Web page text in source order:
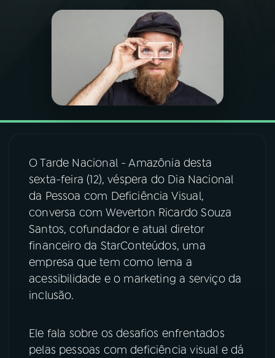
PROGRAMAS
VIDEOCASTS
08FESTIVAL DE MÚSICA
ACOMPANHE A RÁDIO NACIONAL
YouTube Facebook
Instagram X
TikTok
O Tarde Nacional - Amazônia desta
sexta-feira (12), véspera do Dia Nacional
da Pessoa com Deficiência Visual,
conversa com Weverton Ricardo Souza
Santos, cofundador e atual diretor
financeiro da StarConteúdos, uma
empresa que tem como lema a
acessibilidade e o marketing a serviço da
inclusão.
Ele fala sobre os desafios enfrentados
pelas pessoas com deficiência visual e dá